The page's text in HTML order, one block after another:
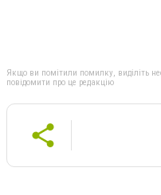
Якщо ви помітили помилку, виділіть
повідомити про це редакцію